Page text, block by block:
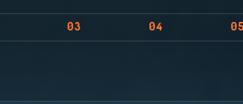
03 04 05